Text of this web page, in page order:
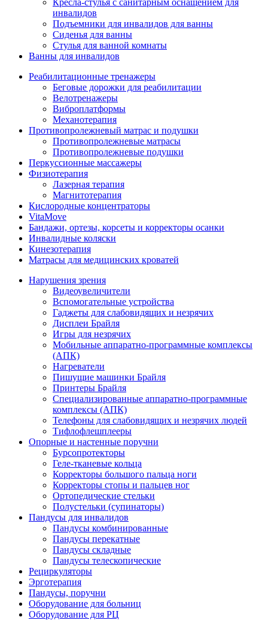
Кресла-стулья с санитарным оснащением для
инвалидов
Подъемники для инвалидов для ванны
Сиденья для ванны
Стулья для ванной комнаты
Ванны для инвалидов
Реабилитационные тренажеры
Беговые дорожки для реабилитации
Велотренажеры
Виброплатформы
Механотерапия
Противопролежневый матрас и подушки
Противопролежневые матрасы
Противопролежневые подушки
Перкуссионные массажеры
Физиотерапия
Лазерная терапия
Магнитотерапия
Кислородные концентраторы
VitaMove
Бандажи, ортезы, корсеты и корректоры осанки
Инвалидные коляски
Кинезотерапия
Матрасы для медицинских кроватей
Нарушения зрения
Видеоувеличители
Вспомогательные устройства
Гаджеты для слабовидящих и незрячих
Дисплеи Брайля
Игры для незрячих
Мобильные аппаратно-программные комплексы
(АПК)
Нагреватели
Пишущие машинки Брайля
Принтеры Брайля
Специализированные аппаратно-программные
комплексы (АПК)
Телефоны для слабовидящих и незрячих людей
Тифлофлешплееры
Опорные и настенные поручни
Бурсопротекторы
Геле-тканевые кольца
Корректоры большого пальца ноги
Корректоры стопы и пальцев ног
Ортопедические стельки
Полустельки (супинаторы)
Пандусы для инвалидов
Пандусы комбинированные
Пандусы перекатные
Пандусы складные
Пандусы телескопические
Рециркуляторы
Эрготерапия
Пандусы, поручни
Оборудование для больниц
Оборудование для РЦ